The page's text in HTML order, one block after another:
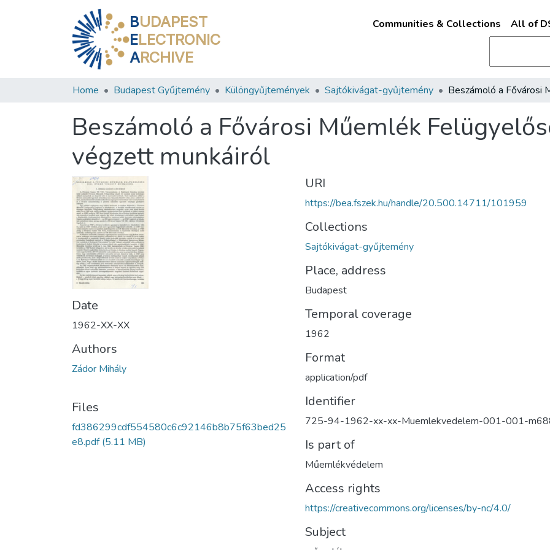
BUDAPEST
ELECTRONIC
ARCHIVE
Communities & Collections All of
Home Budapest Gyűjtemény Különgyűjtemények Sajtókivágat-gyűjtemény
Beszámoló a Fővárosi Műemlék
végzett munkáiról
Date
1962-XX-XX
Authors
Zádor Mihály
Files
fd386299cdf554580c6c92146b8b75f63bed25
e8.pdf(5.11 MB)
URI
https://bea.fszek.hu/handle/20.500.14711/101959
Collections
Sajtókivágat-gyűjtemény
Place, address
Budapest
Temporal coverage
1962
Format
application/pdf
Identifier
725-94-1962-xx-xx-Muemlekvedelem-001-001-
Is part of
Műemlékvédelem
Access rights
https://creativecommons.org/licenses/by-nc/4.0/
Subject